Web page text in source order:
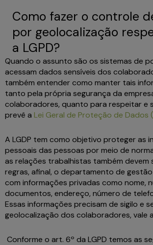
Como fazer o controle
por geolocalização
a LGPD?
Quando o assunto são os sistemas de
acessam dados sensíveis dos
também entender como manter tais
tanto pela própria segurança da
colaboradores, quanto para respeitar e
prevê a Lei Geral de Proteção de Dados
A LGDP tem como objetivo proteger as
pessoais das pessoas por meio de
as relações trabalhistas também devem
regras, afinal, o departamento de
com informações privadas como nome,
documentos, endereço, número de
Essas informações precisam de sigilo e
geolocalização dos colaboradores, vale
Conforme o art. 6º da LGPD temos as